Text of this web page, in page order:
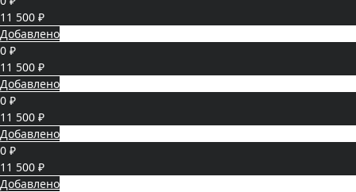
11 500 ₽
Добавлено
0 ₽
11 500 ₽
Добавлено
0 ₽
11 500 ₽
Добавлено
0 ₽
11 500 ₽
Добавлено